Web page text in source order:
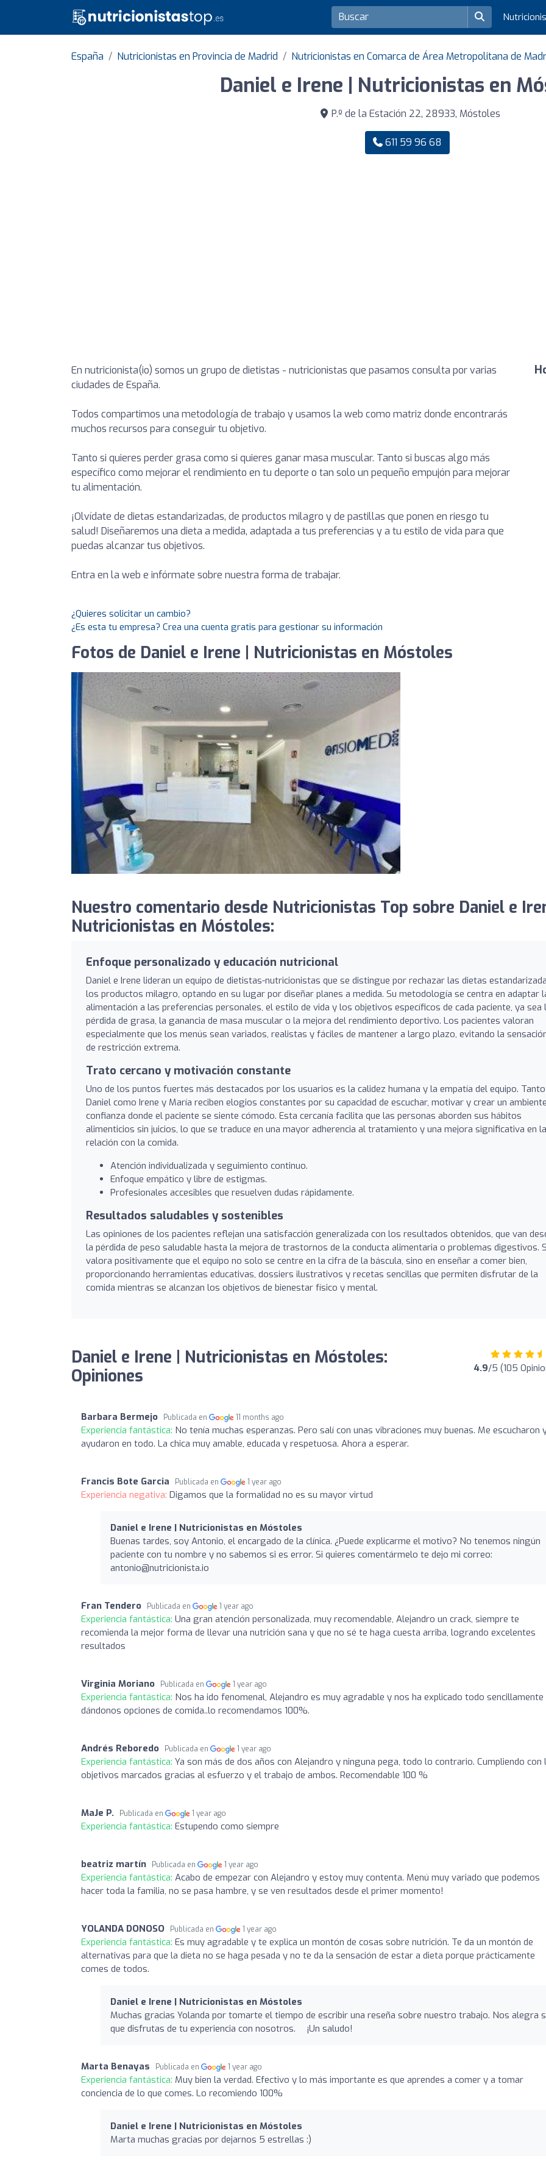
España Nutricionistas en Provincia de Madrid Nutricionistas en Comarca de Área Metropolitana de
Daniel e Irene | Nutricionistas en
P.º de la Estación 22, 28933, Móstoles
611 59 96 68
En nutricionista(io) somos un grupo de dietistas - nutricionistas que pasamos consulta por varias
ciudades de España.
Todos compartimos una metodología de trabajo y usamos la web como matriz donde encontrarás
muchos recursos para conseguir tu objetivo.
Tanto si quieres perder grasa como si quieres ganar masa muscular. Tanto si buscas algo más
específico como mejorar el rendimiento en tu deporte o tan solo un pequeño empujón para mejorar
tu alimentación.
¡Olvídate de dietas estandarizadas, de productos milagro y de pastillas que ponen en riesgo tu
salud! Diseñaremos una dieta a medida, adaptada a tus preferencias y a tu estilo de vida para que
puedas alcanzar tus objetivos.
Entra en la web e infórmate sobre nuestra forma de trabajar.
¿Quieres solicitar un cambio?
¿Es esta tu empresa? Crea una cuenta gratis para gestionar su información
Fotos de Daniel e Irene | Nutricionistas en Móstoles
Nuestro comentario desde Nutricionistas Top sobre Daniel e
Nutricionistas en Móstoles:
Enfoque personalizado y educación nutricional
Daniel e Irene lideran un equipo de dietistas-nutricionistas que se distingue por rechazar las dietas
los productos milagro, optando en su lugar por diseñar planes a medida. Su metodología se centra en adaptar
alimentación a las preferencias personales, el estilo de vida y los objetivos específicos de cada paciente, ya sea
pérdida de grasa, la ganancia de masa muscular o la mejora del rendimiento deportivo. Los pacientes valoran
especialmente que los menús sean variados, realistas y fáciles de mantener a largo plazo, evitando la
de restricción extrema.
Trato cercano y motivación constante
Uno de los puntos fuertes más destacados por los usuarios es la calidez humana y la empatía del equipo. Tanto
Daniel como Irene y María reciben elogios constantes por su capacidad de escuchar, motivar y crear un
confianza donde el paciente se siente cómodo. Esta cercanía facilita que las personas aborden sus hábitos
alimenticios sin juicios, lo que se traduce en una mayor adherencia al tratamiento y una mejora significativa en la
relación con la comida.
Atención individualizada y seguimiento continuo.
Enfoque empático y libre de estigmas.
Profesionales accesibles que resuelven dudas rápidamente.
Resultados saludables y sostenibles
Las opiniones de los pacientes reflejan una satisfacción generalizada con los resultados obtenidos, que van
la pérdida de peso saludable hasta la mejora de trastornos de la conducta alimentaria o problemas digestivos.
valora positivamente que el equipo no solo se centre en la cifra de la báscula, sino en enseñar a comer bien,
proporcionando herramientas educativas, dossiers ilustrativos y recetas sencillas que permiten disfrutar de la
comida mientras se alcanzan los objetivos de bienestar físico y mental.
Daniel e Irene | Nutricionistas en Móstoles:
Opiniones
4.9/5 (105
Barbara Bermejo Publicada en 11 months ago
Experiencia fantástica: No tenía muchas esperanzas. Pero salí con unas vibraciones muy buenas. Me escucharon
ayudaron en todo. La chica muy amable, educada y respetuosa. Ahora a esperar.
Francis Bote Garcia Publicada en 1 year ago
Experiencia negativa: Digamos que la formalidad no es su mayor virtud
Daniel e Irene | Nutricionistas en Móstoles
Buenas tardes, soy Antonio, el encargado de la clínica. ¿Puede explicarme el motivo? No tenemos ningún
paciente con tu nombre y no sabemos si es error. Si quieres comentármelo te dejo mi correo:
antonio@nutricionista.io
Fran Tendero Publicada en 1 year ago
Experiencia fantástica: Una gran atención personalizada, muy recomendable, Alejandro un crack, siempre te
recomienda la mejor forma de llevar una nutrición sana y que no sé te haga cuesta arriba, logrando excelentes
resultados
Virginia Moriano Publicada en 1 year ago
Experiencia fantástica: Nos ha ido fenomenal, Alejandro es muy agradable y nos ha explicado todo sencillamente
dándonos opciones de comida..lo recomendamos 100%.
Andrés Reboredo Publicada en 1 year ago
Experiencia fantástica: Ya son más de dos años con Alejandro y ninguna pega, todo lo contrario. Cumpliendo con
objetivos marcados gracias al esfuerzo y el trabajo de ambos. Recomendable 100 %
MaJe P. Publicada en 1 year ago
Experiencia fantástica: Estupendo como siempre
beatriz martín Publicada en 1 year ago
Experiencia fantástica: Acabo de empezar con Alejandro y estoy muy contenta. Menú muy variado que podemos
hacer toda la familia, no se pasa hambre, y se ven resultados desde el primer momento!
YOLANDA DONOSO Publicada en 1 year ago
Experiencia fantástica: Es muy agradable y te explica un montón de cosas sobre nutrición. Te da un montón de
alternativas para que la dieta no se haga pesada y no te da la sensación de estar a dieta porque prácticamente
comes de todos.
Daniel e Irene | Nutricionistas en Móstoles
Muchas gracias Yolanda por tomarte el tiempo de escribir una reseña sobre nuestro trabajo. Nos alegra
que disfrutas de tu experiencia con nosotros. ¡Un saludo!
Marta Benayas Publicada en 1 year ago
Experiencia fantástica: Muy bien la verdad. Efectivo y lo más importante es que aprendes a comer y a tomar
conciencia de lo que comes. Lo recomiendo 100%
Daniel e Irene | Nutricionistas en Móstoles
Marta muchas gracias por dejarnos 5 estrellas :)